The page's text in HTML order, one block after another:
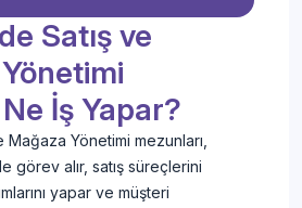
Satış ve
İş Yapar?
Yönetimi mezunları,
görev alır, satış süreçlerini
yapar ve müşteri